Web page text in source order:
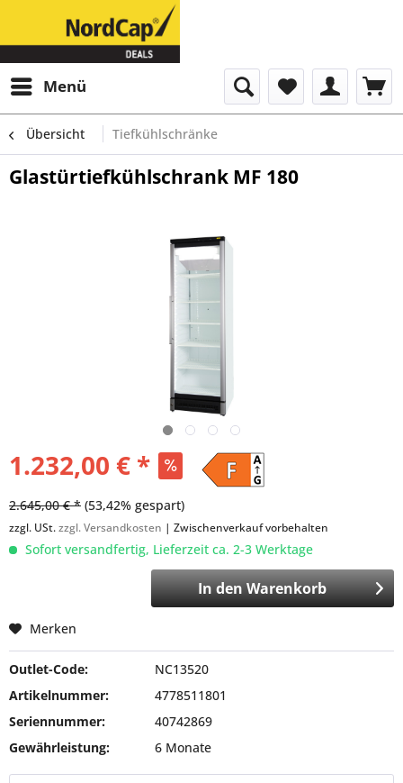
Menü
Übersicht Tiefkühlschränke
Glastürtiefkühlschrank MF 180
1.232,00 € *
2.645,00 € * (53,42% gespart)
zzgl. USt.zzgl. Versandkosten | Zwischenverkauf vorbehalten
Sofort versandfertig, Lieferzeit ca. 2-3 Werktage
In denWarenkorb
Merken
Outlet-Code:
NC13520
Artikelnummer:
4778511801
Seriennummer:
40742869
Gewährleistung:
6 Monate